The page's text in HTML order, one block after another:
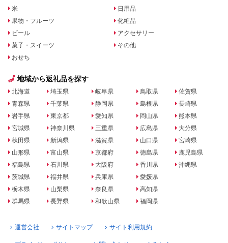
米
果物・フルーツ
ビール
菓子・スイーツ
おせち
日用品
化粧品
アクセサリー
その他
地域から返礼品を探す
北海道
青森県
岩手県
宮城県
秋田県
山形県
福島県
茨城県
栃木県
群馬県
埼玉県
千葉県
東京都
神奈川県
新潟県
富山県
石川県
福井県
山梨県
長野県
岐阜県
静岡県
愛知県
三重県
滋賀県
京都府
大阪府
兵庫県
奈良県
和歌山県
鳥取県
島根県
岡山県
広島県
山口県
徳島県
香川県
愛媛県
高知県
福岡県
佐賀県
長崎県
熊本県
大分県
宮崎県
鹿児島県
沖縄県
運営会社 サイトマップ サイト利用規約